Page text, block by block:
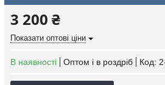
3 200 ₴
Показати оптові ціни
В наявності Оптом і в роздріб Код: